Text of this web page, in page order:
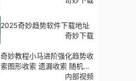
2025奇妙趋势软件下载地址
奇妙下载
奇妙教程小马进阶强化趋势收
索图形收索 遗漏收索 随机收
内部视频